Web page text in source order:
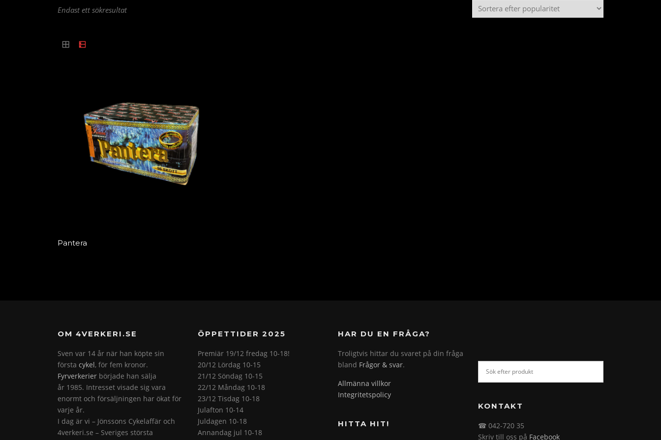
Endast ett sökresultat
Pantera
OM 4VERKERI.SE
Sven var 14 år när han köpte sin
första cykel, för fem kronor.
Fyrverkerier började han sälja
år 1985. Intresset visade sig vara
enormt och försäljningen har ökat för
varje år.
I dag är vi – Jönssons Cykelaffär och
4verkeri.se – Sveriges största
ÖPPETTIDER 2025
Premiär 19/12 fredag 10-18!
20/12 Lördag 10-15
21/12 Söndag 10-15
22/12 Måndag 10-18
23/12 Tisdag 10-18
Julafton 10-14
Juldagen 10-18
Annandag jul 10-18
HAR DU EN FRÅGA?
Troligtvis hittar du svaret på din fråga
bland Frågor & svar.
Allmänna villkor
Integritetspolicy
HITTA HIT!
KONTAKT
☎ 042-720 35
Skriv till oss på Facebook